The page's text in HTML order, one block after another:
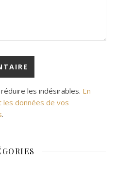
les indésirables. En
les données de vos
.